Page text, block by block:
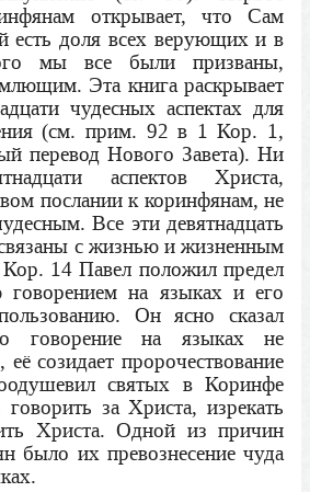
открывает, что Сам
есть доля всех верующих и в
мы все были призваны,
Эта книга раскрывает
чудесных аспектах для
(см. прим. 92 в 1 Кор. 1,
перевод Нового Завета). Ни
аспектов Христа,
послании к коринфянам, не
Все эти девятнадцать
с жизнью и жизненным
14 Павел положил предел
говорением на языках и его
Он ясно сказал
говорение на языках не
её созидает пророчествование
святых в Коринфе
говорить за Христа, изрекать
Христа. Одной из причин
было их превознесение чуда